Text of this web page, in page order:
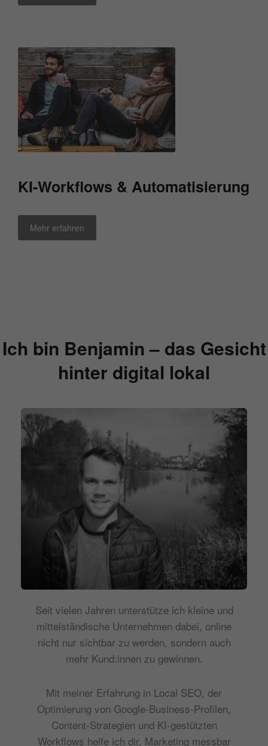
KI-Workflows & Automatisierung
Mehr erfahren
Ich bin Benjamin – das Gesicht
hinter digital lokal
Seit vielen Jahren unterstütze ich kleine und
mittelständische Unternehmen dabei, online
nicht nur sichtbar zu werden, sondern auch
mehr Kund:innen zu gewinnen.
Mit meiner Erfahrung in Local SEO, der
Optimierung von Google-Business-Profilen,
Content-Strategien und KI-gestützten
Workflows helfe ich dir, Marketing messbar